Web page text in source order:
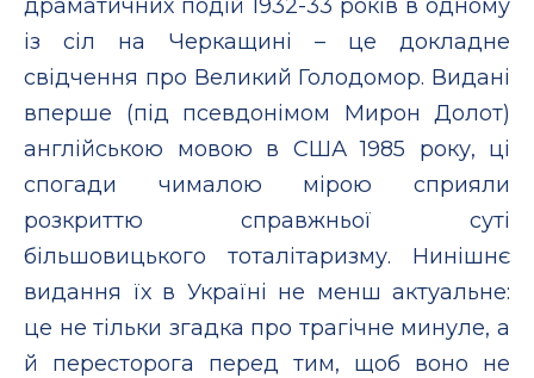
драматичних подій 1932-33 років в одному
із сіл на Черкащині – це докладне
свідчення про Великий Голодомор. Видані
вперше (під псевдонімом Мирон Долот)
англійською мовою в США 1985 року, ці
спогади чималою мірою сприяли
розкриттю справжньої суті
більшовицького тоталітаризму. Нинішнє
видання їх в Україні не менш актуальне:
це не тільки згадка про трагічне минуле, а
й пересторога перед тим, щоб воно не